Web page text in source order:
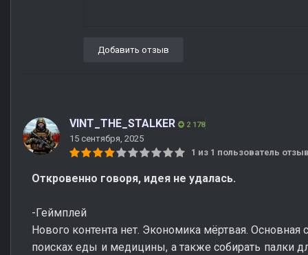
Добавить отзыв
VINT_THE_STALKER 2 178
15 сентября, 2025
1 из 1 пользователь
Откровенно говоря, идея не удалась.
-Геймплей
Нового контента нет. Экономика мёртвая.
поисках еды и медицины, а также собирать палки